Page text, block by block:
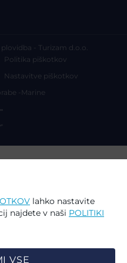
- Turizam d.o.o.
Politika piškotkov
Nastavitve piškotkov
-Marine
lahko nastavite
najdete v naši POLITIKI
VSE